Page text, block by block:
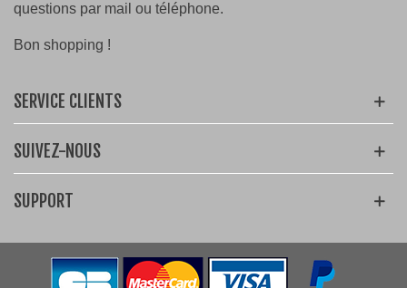
questions par mail ou téléphone.
Bon shopping !
SERVICE CLIENTS
SUIVEZ-NOUS
SUPPORT